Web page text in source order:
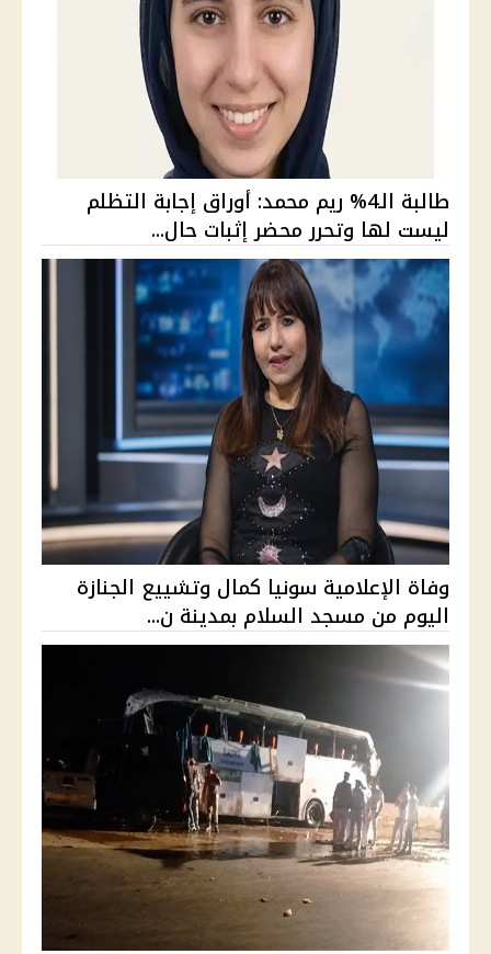
طالبة الـ4% ريم محمد: أوراق إجابة التظلم
ليست لها وتحرر محضر إثبات حال...
وفاة الإعلامية سونيا كمال وتشييع الجنازة
اليوم من مسجد السلام بمدينة ن...